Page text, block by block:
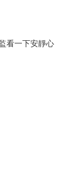
看一下安靜心